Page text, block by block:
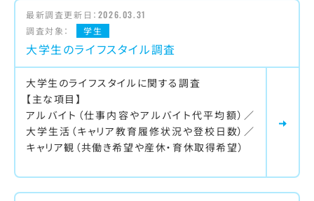
最新調査更新日： 2026.03.31
調査対象：
学生
大学生のライフスタイル調査
大学生のライフスタイルに関する調査
【主な項目】
アルバイト（仕事内容やアルバイト代平均額）／
大学生活（キャリア教育履修状況や登校日数）／
キャリア観（共働き希望や産休・育休取得希望）